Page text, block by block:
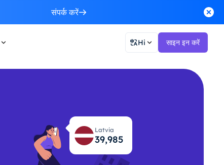
संपर्क करें
Hi साइन इन करें
Latvia
40,044